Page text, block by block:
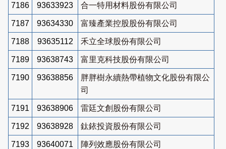
7186 93633923 合一特用材料股份有限公司
7187 93634330 富臻產業控股股份有限公司
7188 93635112 禾立全球股份有限公司
7189 93638743 富里克科技股份有限公司
7190 93638856
胖胖樹永續熱帶植物文化股份有限公
司
7191 93638906 雷廷文創股份有限公司
7192 93638928 鈦銥投資股份有限公司
7193 93640071 陣列效應股份有限公司